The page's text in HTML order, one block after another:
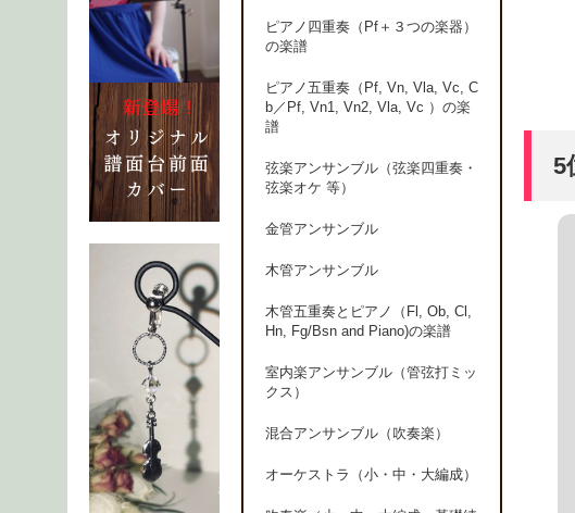
5
ピアノ四重奏（Pf＋３つの楽器）
の楽譜
ピアノ五重奏（Pf, Vn, Vla, Vc, C
b／Pf, Vn1, Vn2, Vla, Vc ）の楽
譜
弦楽アンサンブル（弦楽四重奏・
弦楽オケ 等）
金管アンサンブル
木管アンサンブル
木管五重奏とピアノ（Fl, Ob, Cl,
Hn, Fg/Bsn and Piano)の楽譜
室内楽アンサンブル（管弦打ミッ
クス）
混合アンサンブル（吹奏楽）
オーケストラ（小・中・大編成）